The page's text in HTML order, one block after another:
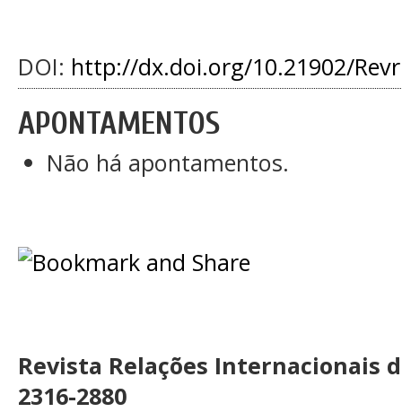
DOI: http://dx.doi.org/10.21902/
APONTAMENTOS
Não há apontamentos.
Revista Relações Internacionais
2316-2880